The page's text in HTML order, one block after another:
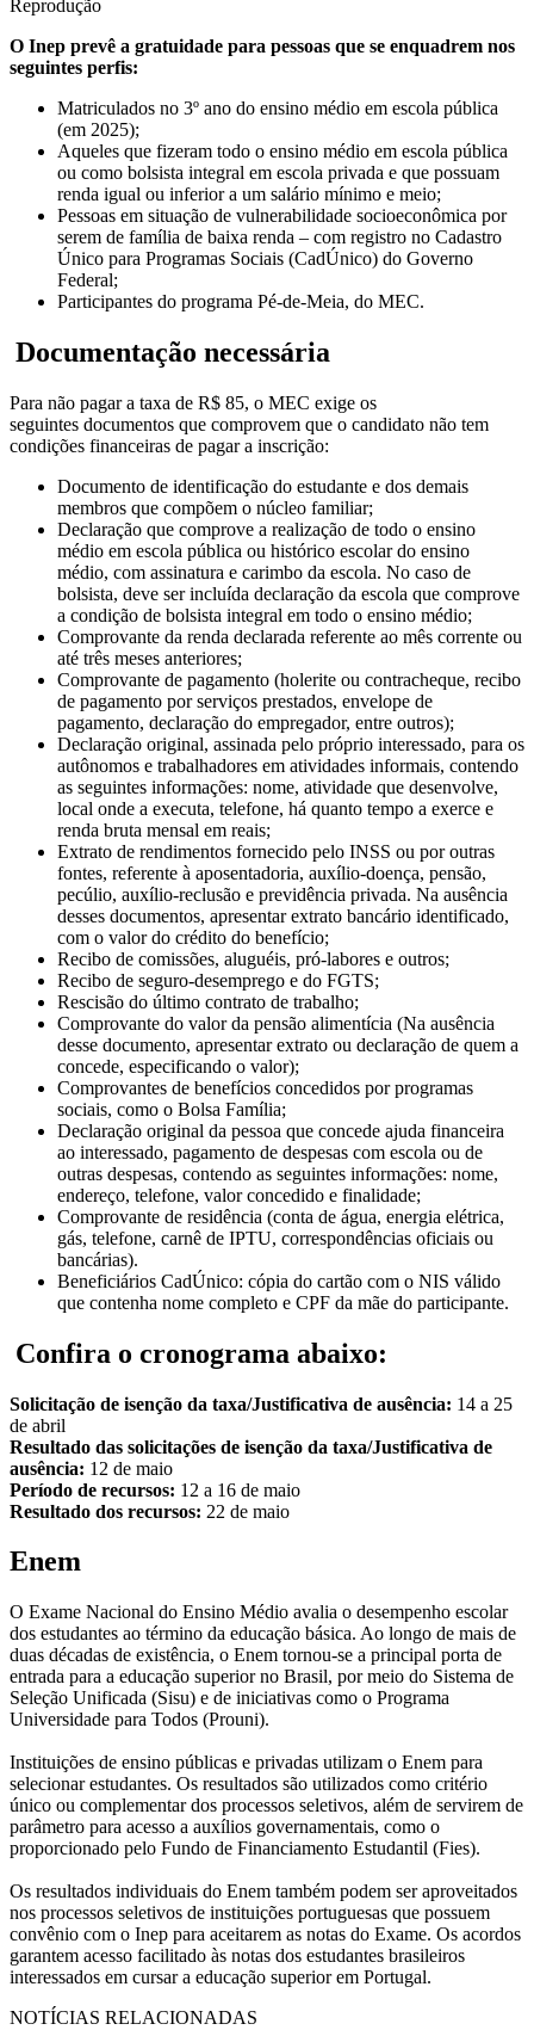
Reprodução
O Inep prevê a gratuidade para pessoas que se enquadrem nos
seguintes perfis:
Matriculados no 3º ano do ensino médio em escola pública
(em 2025);
Aqueles que fizeram todo o ensino médio em escola pública
ou como bolsista integral em escola privada e que possuam
renda igual ou inferior a um salário mínimo e meio;
Pessoas em situação de vulnerabilidade socioeconômica por
serem de família de baixa renda – com registro no Cadastro
Único para Programas Sociais (CadÚnico) do Governo
Federal;
Participantes do programa Pé-de-Meia, do MEC.
Documentação necessária
Para não pagar a taxa de R$ 85, o MEC exige os
seguintes documentos que comprovem que o candidato não tem
condições financeiras de pagar a inscrição:
Documento de identificação do estudante e dos demais
membros que compõem o núcleo familiar;
Declaração que comprove a realização de todo o ensino
médio em escola pública ou histórico escolar do ensino
médio, com assinatura e carimbo da escola. No caso de
bolsista, deve ser incluída declaração da escola que comprove
a condição de bolsista integral em todo o ensino médio;
Comprovante da renda declarada referente ao mês corrente ou
até três meses anteriores;
Comprovante de pagamento (holerite ou contracheque, recibo
de pagamento por serviços prestados, envelope de
pagamento, declaração do empregador, entre outros);
Declaração original, assinada pelo próprio interessado, para os
autônomos e trabalhadores em atividades informais, contendo
as seguintes informações: nome, atividade que desenvolve,
local onde a executa, telefone, há quanto tempo a exerce e
renda bruta mensal em reais;
Extrato de rendimentos fornecido pelo INSS ou por outras
fontes, referente à aposentadoria, auxílio-doença, pensão,
pecúlio, auxílio-reclusão e previdência privada. Na ausência
desses documentos, apresentar extrato bancário identificado,
com o valor do crédito do benefício;
Recibo de comissões, aluguéis, pró-labores e outros;
Recibo de seguro-desemprego e do FGTS;
Rescisão do último contrato de trabalho;
Comprovante do valor da pensão alimentícia (Na ausência
desse documento, apresentar extrato ou declaração de quem a
concede, especificando o valor);
Comprovantes de benefícios concedidos por programas
sociais, como o Bolsa Família;
Declaração original da pessoa que concede ajuda financeira
ao interessado, pagamento de despesas com escola ou de
outras despesas, contendo as seguintes informações: nome,
endereço, telefone, valor concedido e finalidade;
Comprovante de residência (conta de água, energia elétrica,
gás, telefone, carnê de IPTU, correspondências oficiais ou
bancárias).
Beneficiários CadÚnico: cópia do cartão com o NIS válido
que contenha nome completo e CPF da mãe do participante.
Confira o cronograma abaixo:
Solicitação de isenção da taxa/Justificativa de ausência: 14 a 25
de abril
Resultado das solicitações de isenção da taxa/Justificativa de
ausência: 12 de maio
Período de recursos: 12 a 16 de maio
Resultado dos recursos: 22 de maio
Enem
O Exame Nacional do Ensino Médio avalia o desempenho escolar
dos estudantes ao término da educação básica. Ao longo de mais de
duas décadas de existência, o Enem tornou-se a principal porta de
entrada para a educação superior no Brasil, por meio do Sistema de
Seleção Unificada (Sisu) e de iniciativas como o Programa
Universidade para Todos (Prouni).
Instituições de ensino públicas e privadas utilizam o Enem para
selecionar estudantes. Os resultados são utilizados como critério
único ou complementar dos processos seletivos, além de servirem de
parâmetro para acesso a auxílios governamentais, como o
proporcionado pelo Fundo de Financiamento Estudantil (Fies).
Os resultados individuais do Enem também podem ser aproveitados
nos processos seletivos de instituições portuguesas que possuem
convênio com o Inep para aceitarem as notas do Exame. Os acordos
garantem acesso facilitado às notas dos estudantes brasileiros
interessados em cursar a educação superior em Portugal.
NOTÍCIAS RELACIONADAS